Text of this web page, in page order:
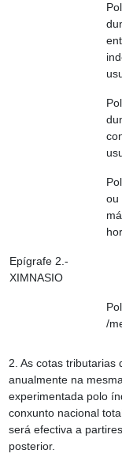
ou
Epígrafe 2.-
XIMNASIO
/
2. As cotas tributarias
anualmente na
experimentada polo
conxunto nacional
será efectiva a
posterior.